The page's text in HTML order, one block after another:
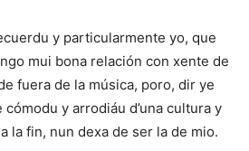
y particularmente yo, que
mui bona relación con xente de
fuera de la música, poro, dir ye
y arrodiáu d’una cultura y
la fin, nun dexa de ser la de mio.